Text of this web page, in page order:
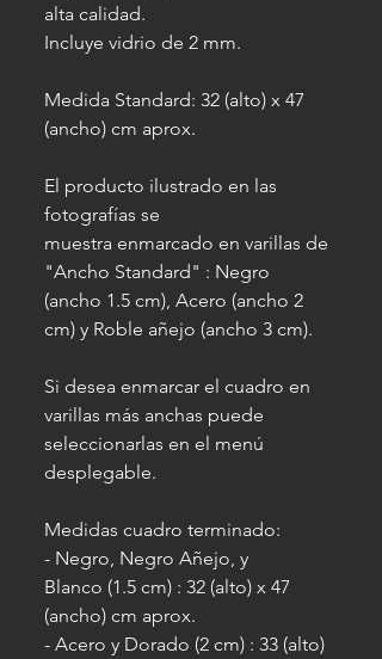
alta calidad.
Incluye vidrio de 2 mm.
Medida Standard: 32 (alto) x 47
(ancho) cm aprox.
El producto ilustrado en las
fotografías se
muestra enmarcado en varillas de
"Ancho Standard" : Negro
(ancho 1.5 cm), Acero (ancho 2
cm) y Roble añejo (ancho 3 cm).
Si desea enmarcar el cuadro en
varillas más anchas puede
seleccionarlas en el menú
desplegable.
Medidas cuadro terminado:
- Negro, Negro Añejo, y
Blanco (1.5 cm) : 32 (alto) x 47
(ancho) cm aprox.
- Acero y Dorado (2 cm) : 33 (alto)